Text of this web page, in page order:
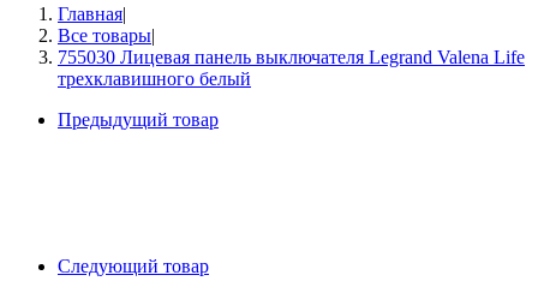
Главная|
Все товары|
755030 Лицевая панель выключателя Legrand Valena Life
трехклавишного белый
Предыдущий товар
Следующий товар